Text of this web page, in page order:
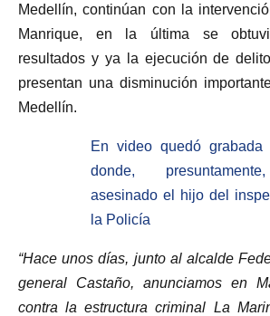
Medellín, continúan con la
Manrique, en la última se
resultados y ya la ejecución de
presentan una disminución
Medellín.
En video quedó grabada
donde,
asesinado el hijo del
la Policía
“Hace unos días, junto al alcalde
general Castaño, anunciamos en
contra la estructura criminal La